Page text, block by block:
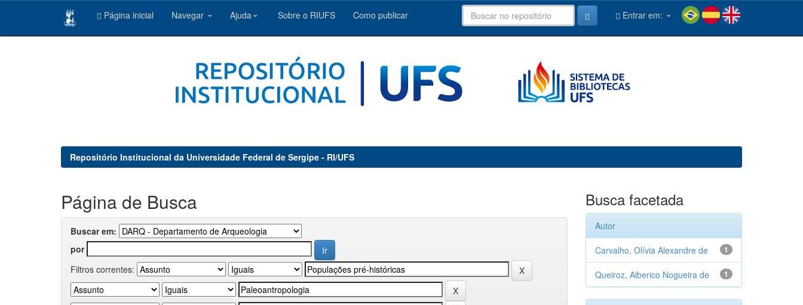
Página inicial Navegar Ajuda Sobre o RIUFS Como publicar Entrar em:
Repositório Institucional da Universidade Federal de Sergipe - RI/UFS
Página de Busca
Buscar em:
por
Filtros correntes:
Busca facetada
Autor
1
Carvalho, Olívia Alexandre de
1
Queiroz, Alberico Nogueira de